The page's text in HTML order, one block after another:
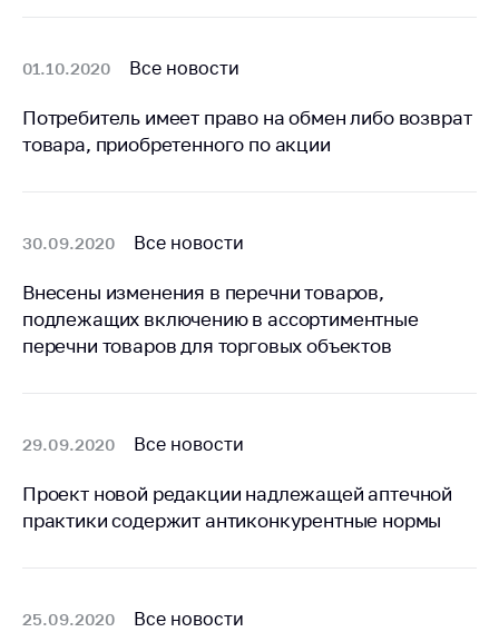
сотрудничество
Применение мер
нетарифного
регулирования
Выставочная
Республике
Беларусь
Защита
Новости
Обратиться в МАРТ
Личный прием
линия
01.10.2020 Все новости
Потребитель имеет право на обмен либо возврат
товара, приобретенного по акции
30.09.2020 Все новости
Внесены изменения в перечни товаров,
подлежащих включению в ассортиментные
перечни товаров для торговых объектов
29.09.2020 Все новости
Проект новой редакции надлежащей аптечной
практики содержит антиконкурентные нормы
25.09.2020 Все новости